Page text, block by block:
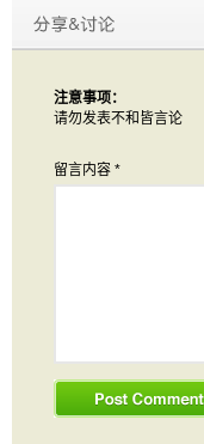
注意事项：
请勿发表不和皆言论
留言内容 *